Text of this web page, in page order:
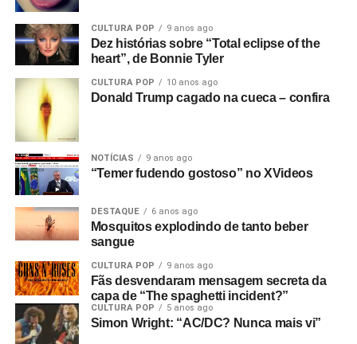
CULTURA POP 9 anos ago
Dez histórias sobre “Total eclipse of the
heart”, de Bonnie Tyler
CULTURA POP 10 anos ago
Donald Trump cagado na cueca – confira
NOTÍCIAS 9 anos ago
“Temer fudendo gostoso” no XVideos
DESTAQUE 6 anos ago
Mosquitos explodindo de tanto beber
sangue
CULTURA POP 9 anos ago
Fãs desvendaram mensagem secreta da
capa de “The spaghetti incident?”
CULTURA POP 5 anos ago
Simon Wright: “AC/DC? Nunca mais vi”